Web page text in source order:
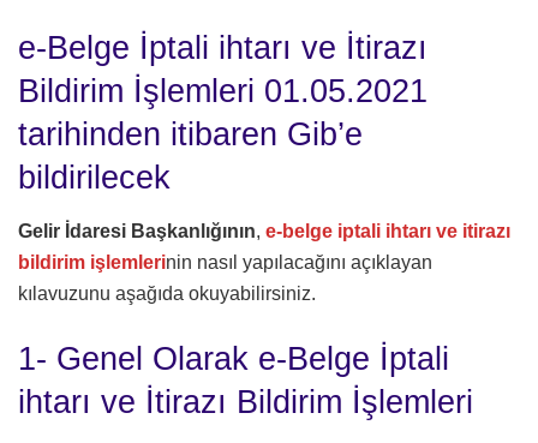
e-Belge İptali ihtarı ve İtirazı
Bildirim İşlemleri 01.05.2021
tarihinden itibaren Gib’e
bildirilecek
Gelir İdaresi Başkanlığının, e-belge iptali ihtarı ve itirazı
bildirim işlemlerinin nasıl yapılacağını açıklayan
kılavuzunu aşağıda okuyabilirsiniz.
1- Genel Olarak e-Belge İptali
ihtarı ve İtirazı Bildirim İşlemleri